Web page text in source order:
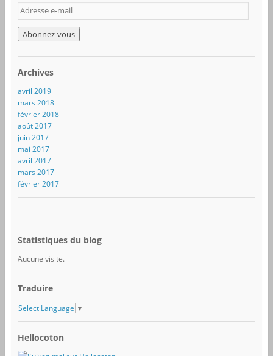
A
d
r
e
s
e
e
-
m
a
i
l
Archives
avril 2019
mars 2018
février 2018
août 2017
juin 2017
mai 2017
avril 2017
mars 2017
février 2017
Statistiques du blog
Aucune visite.
Traduire
Select Language ▼
Hellocoton